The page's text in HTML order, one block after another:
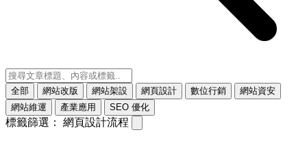
全部 網站改版 網站架設 網頁設計 數位行銷
網站資安
網站維運
產業應用 SEO 優化
標籤篩選： 網頁設計流程